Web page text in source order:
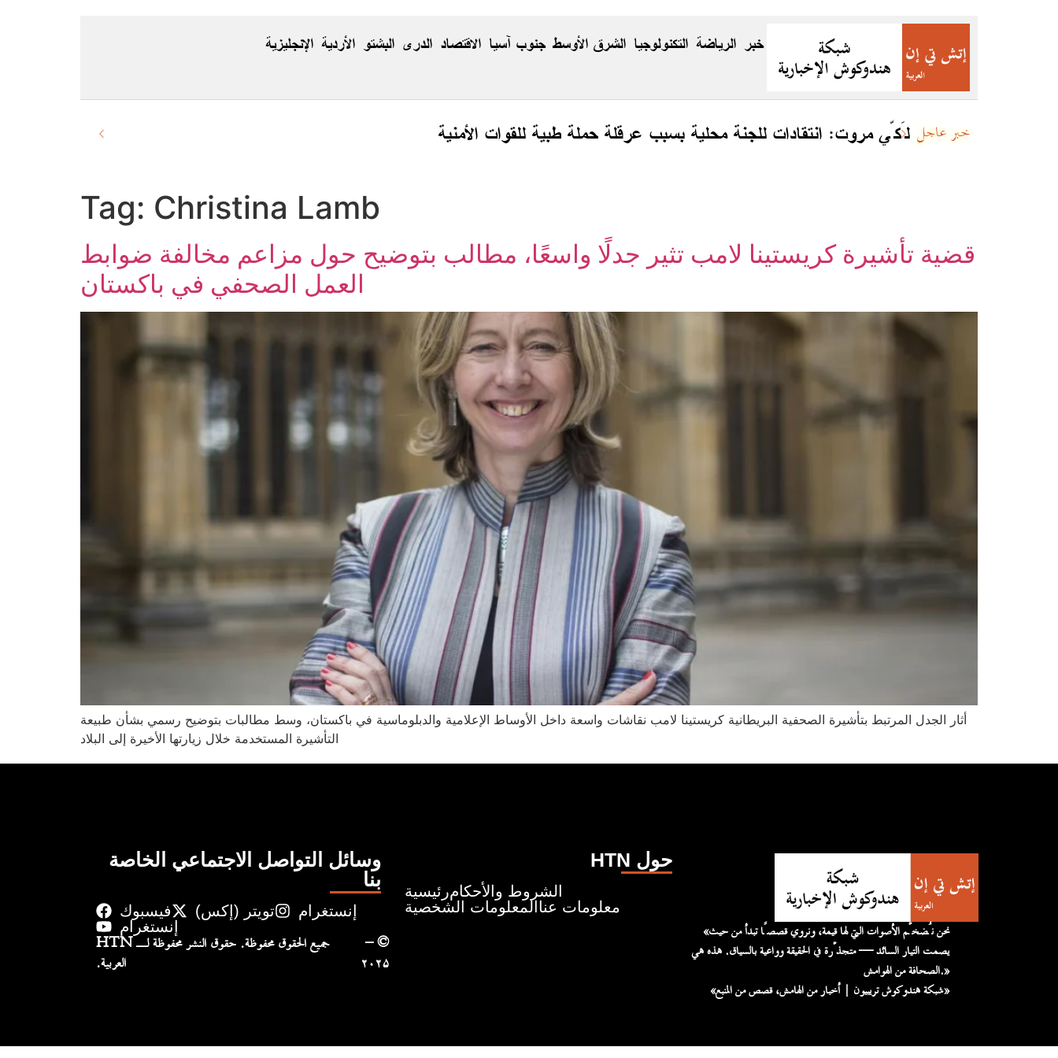
الاقتصاد جنوب آسيا الشرق الأوسط التكنولوجيا الرياضة خبر الإنجليزية الأردية البشتو الدری
لَكّي مروت: انتقادات للجنة محلية بسبب عرقلة حملة طبية للقوات الأمنية خبر عاجل
Tag: Christina Lamb
قضية تأشيرة كريستينا لامب تثير جدلًا واسعًا، مطالب بتوضيح حول مزاعم مخالفة ضوابط
العمل الصحفي في باكستان
أثار الجدل المرتبط بتأشيرة الصحفية البريطانية كريستينا لامب نقاشات واسعة داخل الأوساط الإعلامية والدبلوماسية في باكستان، وسط مطالبات بتوضيح رسمي بشأن طبيعة
التأشيرة المستخدمة خلال زيارتها الأخيرة إلى البلاد
وسائل التواصل الاجتماعي الخاصة
بنا
فيسبوك تويتر (إكس)
إنستغرام
إنستغرام
– ©
۲۰۲۵
جميع الحقوق محفوظة. حقوق النشر محفوظة لـ HTN
العربية.
HTN حول
رئيسيةالشروط والأحكام
المعلومات الشخصية معلومات عنا
«نحن نُضخّم الأصوات التي لها قيمة، ونروي قصصًا تبدأ من حيث
يصمت التيار السائد — متجذّرة في الحقيقة وواعية بالسياق. هذه هي
الصحافة من الهوامش.»
«شبكة هندوكوش تريبيون | أخبار من الهامش، قصص من المنبع»